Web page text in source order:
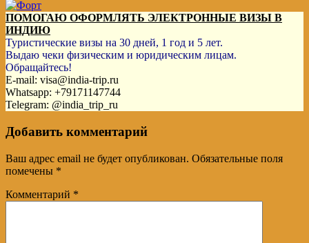
ПОМОГАЮ ОФОРМЛЯТЬ ЭЛЕКТРОННЫЕ ВИЗЫ В
ИНДИЮ
Туристические визы на 30 дней, 1 год и 5 лет.
Выдаю чеки физическим и юридическим лицам.
Обращайтесь!
E-mail: visa@india-trip.ru
Whatsapp: +79171147744
Telegram: @india_trip_ru
Добавить комментарий
Ваш адрес email не будет опубликован. Обязательные поля
помечены *
Комментарий *